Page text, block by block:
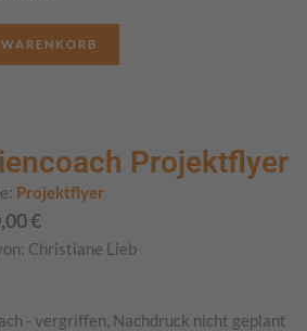
Projektflyer
Projektflyer
€
Christiane Lieb
- vergriffen, Nachdruck nicht geplant